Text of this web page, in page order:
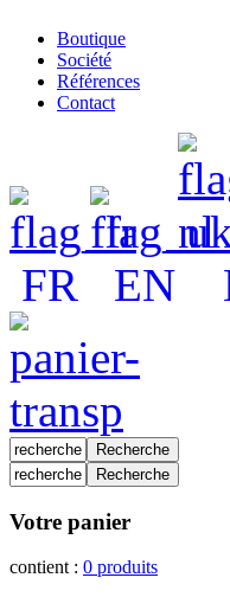
Boutique
Société
Références
Contact
FR EN
Votre panier
contient : 0 produits